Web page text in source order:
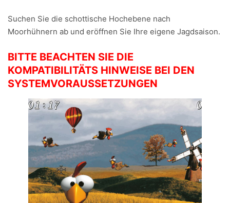
Suchen Sie die schottische Hochebene nach
Moorhühnern ab und eröffnen Sie Ihre eigene Jagdsaison.
BITTE BEACHTEN SIE DIE
KOMPATIBILITÄTS HINWEISE BEI DEN
SYSTEMVORAUSSETZUNGEN